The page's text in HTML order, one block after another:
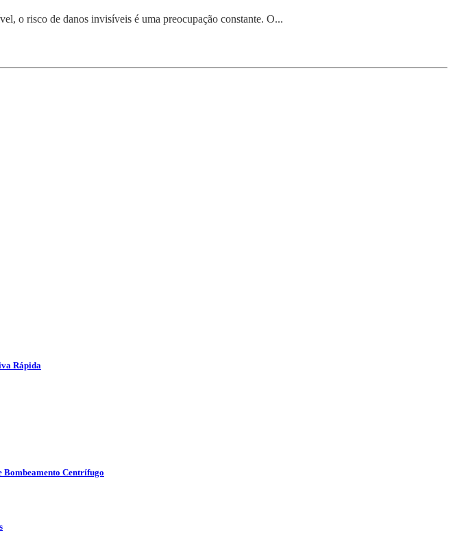
o risco de danos invisíveis é uma preocupação constante. O...
Rápida
Bombeamento Centrífugo